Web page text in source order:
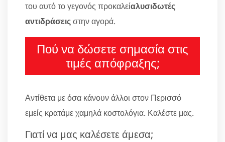
του αυτό το γεγονός προκαλείαλυσιδωτές
αντιδράσειςστην αγορά.
Πού να δώσετε σημασία στις
τιμές απόφραξης;
Αντίθετα με όσα κάνουν άλλοι στον Περισσό
εμείς κρατάμε χαμηλά κοστολόγια. Καλέστε μας.
Γιατί να μας καλέσετε άμεσα;